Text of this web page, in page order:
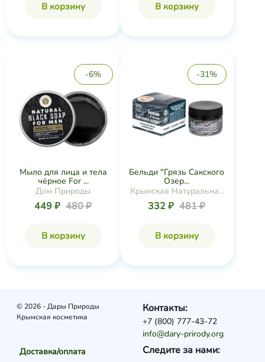
В корзину В корзину
-6%
Мыло для лица и тела
чёрное For ...
Дом Природы
449 ₽ 480 ₽
В корзину
-31%
Бельди "Грязь Сакского
Озер...
Крымская Натуральная
Коллекция
332 ₽ 481 ₽
В корзину
© 2026 - Дары Природы
Крымская косметика
Доставка/оплата
Следите за нами:
Контакты:
+7 (800) 777-43-72
info@dary-prirody.org